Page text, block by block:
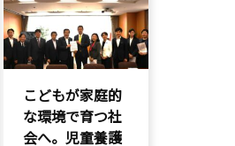
こども政策
議員連盟
障がい児者支
援
養子縁組
こどもが家庭的
な環境で育つ社
会へ。児童養護